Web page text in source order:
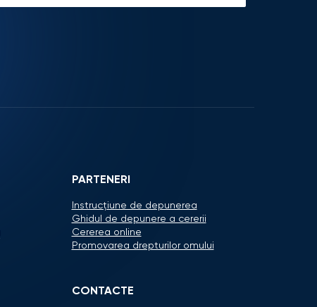
PARTENERI
Instrucțiune de depunerea
Ghidul de depunere a cererii
Cererea online
Promovarea drepturilor omului
CONTACTE